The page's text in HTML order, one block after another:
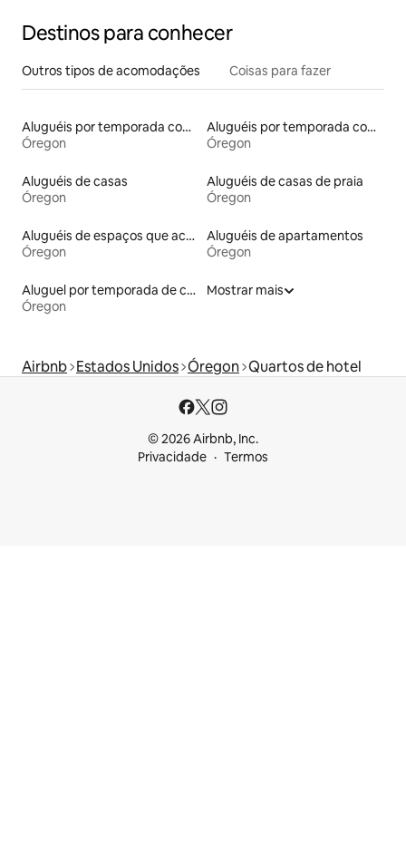
Destinos para conhecer
Outros tipos de acomodações Coisas para fazer
Aluguéis por temporada com banheiro para PCD
Óregon
Aluguéis por temporada com suítes privativas
Óregon
Aluguéis de casas
Óregon
Aluguéis de casas de praia
Óregon
Aluguéis de espaços que aceitam animais de estimação
Óregon
Aluguéis de apartamentos
Óregon
Aluguel por temporada de casas de veraneio
Óregon
Mostrar mais
Airbnb Estados Unidos Óregon Quartos de hotel
© 2026 Airbnb, Inc.
Privacidade
Termos